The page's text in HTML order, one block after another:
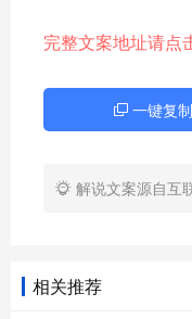
行高度下降就会
最后二十分钟全程
完整文案地址请
一键复制
解说文案源自互
相关推荐